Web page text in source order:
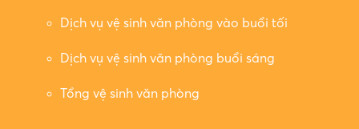
Dịch vụ vệ sinh văn phòng vào buổi tối
Dịch vụ vệ sinh văn phòng buổi sáng
Tổng vệ sinh văn phòng